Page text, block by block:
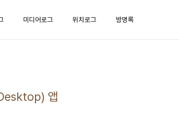
미디어로그 위치로그 방명록
앱